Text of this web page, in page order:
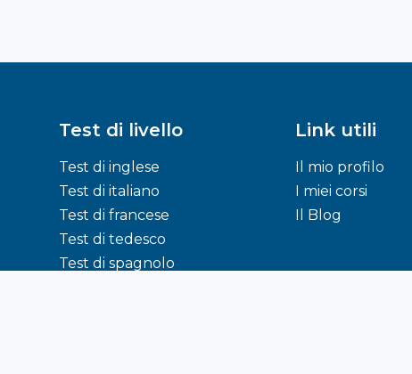
Test di livello
Test di inglese
Test di italiano
Test di francese
Test di tedesco
Test di spagnolo
Link utili
Il mio profilo
I miei corsi
Il Blog